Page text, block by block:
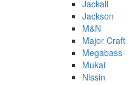
Jackall
Jackson
M&N
Major Craft
Megabass
Mukai
Nissin